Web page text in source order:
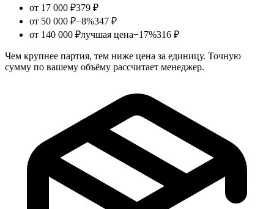
от 17 000 ₽379 ₽
от 50 000 ₽−8%347 ₽
от 140 000 ₽лучшая цена−17%316 ₽
Чем крупнее партия, тем ниже цена за единицу. Точную
сумму по вашему объёму рассчитает менеджер.